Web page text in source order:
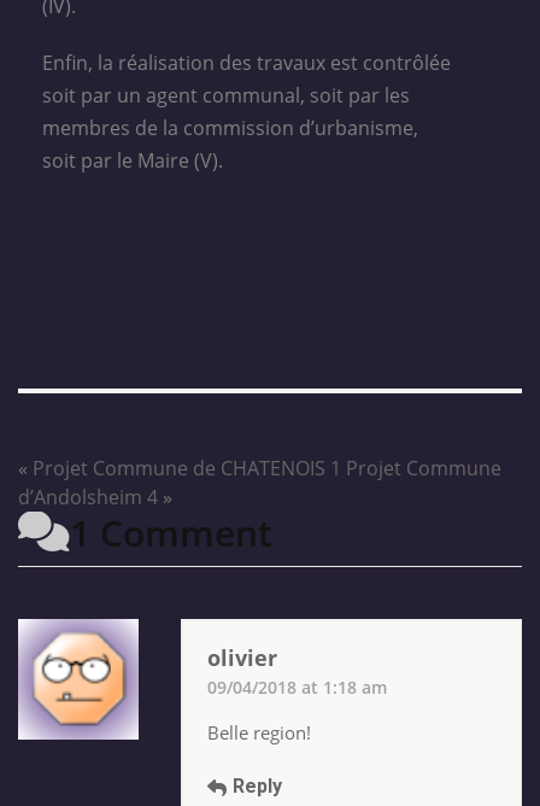
(IV).
Enfin, la réalisation des travaux est contrôlée
soit par un agent communal, soit par les
membres de la commission d’urbanisme,
soit par le Maire (V).
« Projet Commune de CHATENOIS 1 Projet Commune
d’Andolsheim 4 »
1 Comment
olivier
09/04/2018 at 1:18 am
Belle region!
Reply